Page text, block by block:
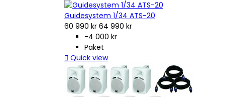
Guidesystem 1/34 ATS-20
60 990 kr 64 990 kr
-4 000 kr
Paket
 Quick view